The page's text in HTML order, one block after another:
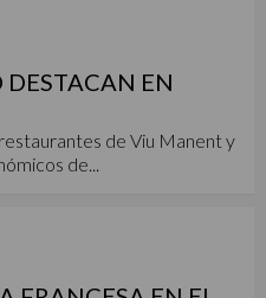
DESTACAN EN
de Viu Manent y
de...